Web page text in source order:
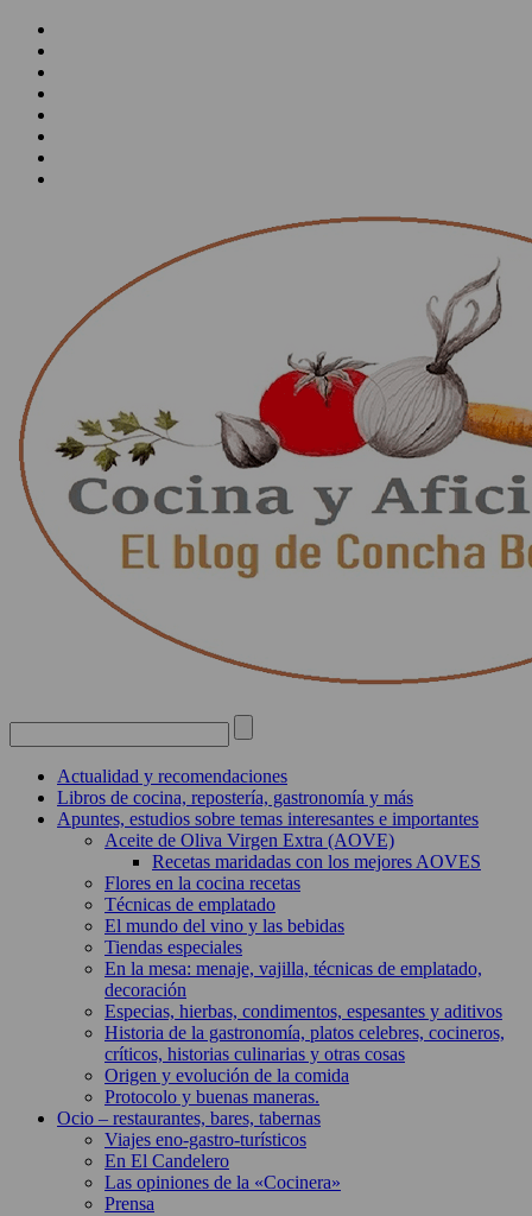
Actualidad y recomendaciones
Libros de cocina, repostería, gastronomía y más
Apuntes, estudios sobre temas interesantes e importantes
Aceite de Oliva Virgen Extra (AOVE)
Recetas maridadas con los mejores AOVES
Flores en la cocina recetas
Técnicas de emplatado
El mundo del vino y las bebidas
Tiendas especiales
En la mesa: menaje, vajilla, técnicas de emplatado,
decoración
Especias, hierbas, condimentos, espesantes y aditivos
Historia de la gastronomía, platos celebres, cocineros,
críticos, historias culinarias y otras cosas
Origen y evolución de la comida
Protocolo y buenas maneras.
Ocio – restaurantes, bares, tabernas
Viajes eno-gastro-turísticos
En El Candelero
Las opiniones de la «Cocinera»
Prensa